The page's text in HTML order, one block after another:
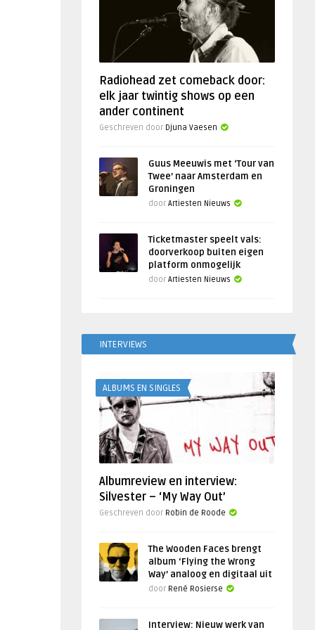
Radiohead zet comeback door:
elk jaar twintig shows op een
ander continent
Geschreven door Djuna Vaesen
Guus Meeuwis met ‘Tour van
Twee’ naar Amsterdam en
Groningen
door Artiesten Nieuws
Ticketmaster speelt vals:
doorverkoop buiten eigen
platform onmogelijk
door Artiesten Nieuws
INTERVIEWS
ALBUMS EN SINGLES
Albumreview en interview:
Silvester – ‘My Way Out’
Geschreven door Robin de Roode
The Wooden Faces brengt
album ‘Flying the Wrong
Way’ analoog en digitaal uit
door René Rosierse
Interview: Nieuw werk van